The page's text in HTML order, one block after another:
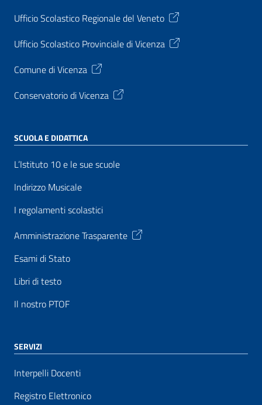
Ufficio Scolastico Regionale del Veneto
Ufficio Scolastico Provinciale di Vicenza
Comune di Vicenza
Conservatorio di Vicenza
SCUOLA E DIDATTICA
L’Istituto 10 e le sue scuole
Indirizzo Musicale
I regolamenti scolastici
Amministrazione Trasparente
Esami di Stato
Libri di testo
Il nostro PTOF
SERVIZI
Interpelli Docenti
Registro Elettronico